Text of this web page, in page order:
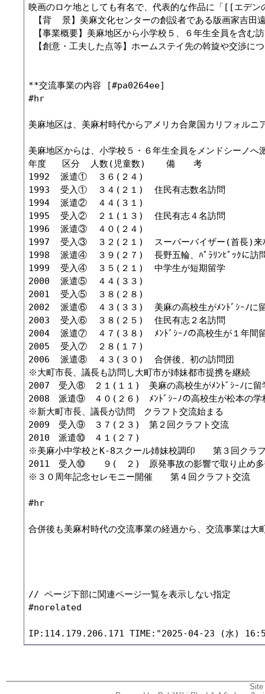
映画のロケ地としても有名で、代表的な作品に「[[エデンの
【背  景】美麻文化センターの創設者である版画家吉田
【事業概要】美麻地区から小学校５、６年生全員を含む
【創意・工夫した点等】ホームステイ先の斡旋や交渉に
**交流事業の内容 [#pa0264ee]
#hr
美麻地区は、美麻村時代からアメリカ合衆国カリフォル
美麻地区からは、小学校５・６年生全員をメンドシーノ
年度   区分  人数(児童数)	  備　　考
1992  派遣①  ３６(２４)
1993  受入①  ３４(２１)  住民有志数名訪問
1994  派遣②  ４４(３１)
1995  受入②  ２１(１３)  住民有志４名訪問
1996  派遣③  ４０(２４)
1997  受入③  ３２(２１)  スーパーバイザー(首長)来
1998  派遣④  ３９(２７)  長野五輪、ﾊﾟﾗﾘﾝﾋﾟｯｸに訪
1999  受入④  ３５(２１)  中学生が短期留学
2000  派遣⑤  ４４(３３)
2001  受入⑤  ３８(２８)
2002  派遣⑥  ４３(３３)  美麻の高校生がﾒﾝﾄﾞｼｰﾉに
2003  受入⑥  ３８(２５)  住民有志２名訪問
2004  派遣⑦  ４７(３８)  ﾒﾝﾄﾞｼｰﾉの高校生が１年間
2005  受入⑦  ２８(１７)
2006  派遣⑧  ４３(３０)  合併後、初の訪問団
※大町市長、議長も訪問し大町市が姉妹都市提携を継続
2007　受入⑧　２１(１１)　美麻の高校生がﾒﾝﾄﾞｼｰﾉに留
2008　派遣⑨　４０(２６)　ﾒﾝﾄﾞｼｰﾉの高校生が松本の学
※新大町市長、議長が訪問　クラフト交流始まる
2009　受入⑨　３７(２３)　第２回クラフト交流
2010　派遣⑩　４１(２７)
※美麻小中学校とK-8スクール姉妹校調印　　第３回クラ
2011　受入⑩　　９(　２)　原発事故の影響で取り止め
※３０周年記念セレモニー開催　　第４回クラフト交流
#hr
合併後も美麻村時代の交流事業の経過から、交流事業は大
// ページ下部に関連ページ一覧を表示しない指定
#norelated